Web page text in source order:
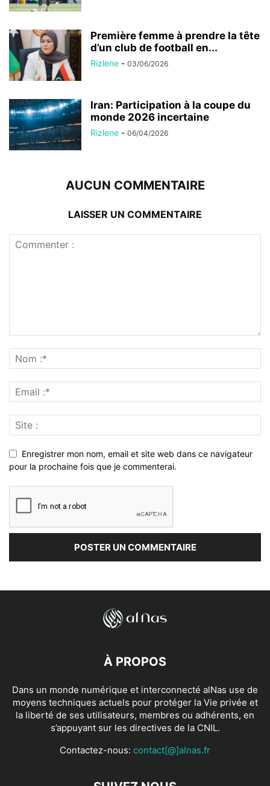
Première femme à prendre la tête
d’un club de football en...
Rizlene - 03/06/2026
Iran: Participation à la coupe du
monde 2026 incertaine
Rizlene - 06/04/2026
AUCUN COMMENTAIRE
LAISSER UN COMMENTAIRE
Enregistrer mon nom, email et site web dans ce navigateur
pour la prochaine fois que je commenterai.
À PROPOS
Dans un monde numérique et interconnecté alNas use de
moyens techniques actuels pour protéger la Vie privée et
la liberté de ses utilisateurs, membres ou adhérents, en
s’appuyant sur les directives de la CNIL.
Contactez-nous: contact[@]alnas.fr